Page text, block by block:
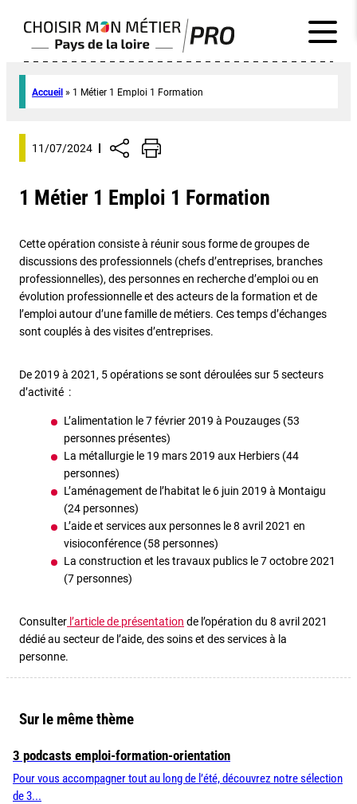
Accueil » 1 Métier 1 Emploi 1 Formation
11/07/2024
1 Métier 1 Emploi 1 Formation
Cette opération consiste à réunir sous forme de groupes de
discussions des professionnels (chefs d’entreprises, branches
professionnelles), des personnes en recherche d’emploi ou en
évolution professionnelle et des acteurs de la formation et de
l’emploi autour d’une famille de métiers. Ces temps d’échanges
sont couplés à des visites d’entreprises.
De 2019 à 2021, 5 opérations se sont déroulées sur 5 secteurs
d’activité :
L’alimentation le 7 février 2019 à Pouzauges (53
personnes présentes)
La métallurgie le 19 mars 2019 aux Herbiers (44
personnes)
L’aménagement de l’habitat le 6 juin 2019 à Montaigu
(24 personnes)
L’aide et services aux personnes le 8 avril 2021 en
visioconférence (58 personnes)
La construction et les travaux publics le 7 octobre 2021
(7 personnes)
Consulter l’article de présentation de l’opération du 8 avril 2021
dédié au secteur de l’aide, des soins et des services à la
personne.
Sur le même thème
3 podcasts emploi-formation-orientation
Pour vous accompagner tout au long de l’été, découvrez notre sélection
de 3...